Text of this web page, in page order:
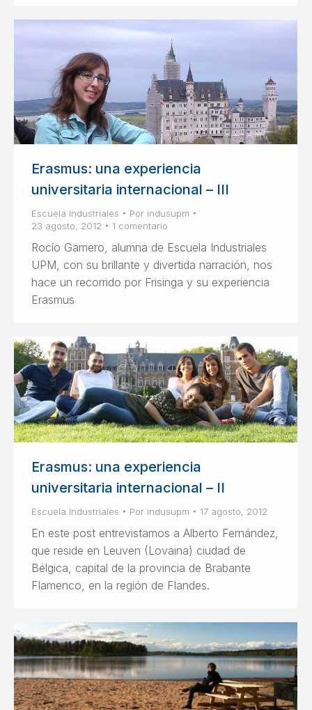
Erasmus: una experiencia
universitaria internacional – III
Escuela Industriales Por indusupm
23 agosto, 2012
1 comentario
Rocío Gamero, alumna de Escuela Industriales
UPM, con su brillante y divertida narración, nos
hace un recorrido por Frisinga y su experiencia
Erasmus
Erasmus: una experiencia
universitaria internacional – II
Escuela Industriales Por indusupm 17 agosto, 2012
En este post entrevistamos a Alberto Fernández,
que reside en Leuven (Lovaina) ciudad de
Bélgica, capital de la provincia de Brabante
Flamenco, en la región de Flandes.